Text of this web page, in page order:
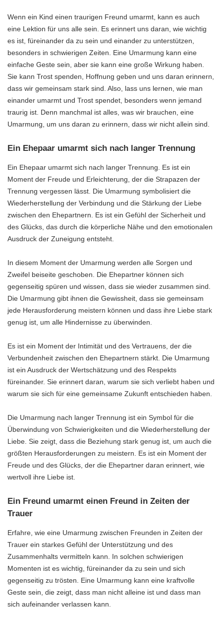
Wenn ein Kind einen traurigen Freund umarmt, kann es auch
eine Lektion für uns alle sein. Es erinnert uns daran, wie wichtig
es ist, füreinander da zu sein und einander zu unterstützen,
besonders in schwierigen Zeiten. Eine Umarmung kann eine
einfache Geste sein, aber sie kann eine große Wirkung haben.
Sie kann Trost spenden, Hoffnung geben und uns daran erinnern,
dass wir gemeinsam stark sind. Also, lass uns lernen, wie man
einander umarmt und Trost spendet, besonders wenn jemand
traurig ist. Denn manchmal ist alles, was wir brauchen, eine
Umarmung, um uns daran zu erinnern, dass wir nicht allein sind.
Ein Ehepaar umarmt sich nach langer Trennung
Ein Ehepaar umarmt sich nach langer Trennung. Es ist ein
Moment der Freude und Erleichterung, der die Strapazen der
Trennung vergessen lässt. Die Umarmung symbolisiert die
Wiederherstellung der Verbindung und die Stärkung der Liebe
zwischen den Ehepartnern. Es ist ein Gefühl der Sicherheit und
des Glücks, das durch die körperliche Nähe und den emotionalen
Ausdruck der Zuneigung entsteht.
In diesem Moment der Umarmung werden alle Sorgen und
Zweifel beiseite geschoben. Die Ehepartner können sich
gegenseitig spüren und wissen, dass sie wieder zusammen sind.
Die Umarmung gibt ihnen die Gewissheit, dass sie gemeinsam
jede Herausforderung meistern können und dass ihre Liebe stark
genug ist, um alle Hindernisse zu überwinden.
Es ist ein Moment der Intimität und des Vertrauens, der die
Verbundenheit zwischen den Ehepartnern stärkt. Die Umarmung
ist ein Ausdruck der Wertschätzung und des Respekts
füreinander. Sie erinnert daran, warum sie sich verliebt haben und
warum sie sich für eine gemeinsame Zukunft entschieden haben.
Die Umarmung nach langer Trennung ist ein Symbol für die
Überwindung von Schwierigkeiten und die Wiederherstellung der
Liebe. Sie zeigt, dass die Beziehung stark genug ist, um auch die
größten Herausforderungen zu meistern. Es ist ein Moment der
Freude und des Glücks, der die Ehepartner daran erinnert, wie
wertvoll ihre Liebe ist.
Ein Freund umarmt einen Freund in Zeiten der
Trauer
Erfahre, wie eine Umarmung zwischen Freunden in Zeiten der
Trauer ein starkes Gefühl der Unterstützung und des
Zusammenhalts vermitteln kann. In solchen schwierigen
Momenten ist es wichtig, füreinander da zu sein und sich
gegenseitig zu trösten. Eine Umarmung kann eine kraftvolle
Geste sein, die zeigt, dass man nicht alleine ist und dass man
sich aufeinander verlassen kann.